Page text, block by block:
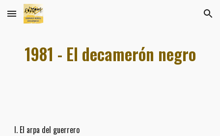
Skip to main content Skip to navigation
1981 - El decamerón negro
I. El arpa del guerrero